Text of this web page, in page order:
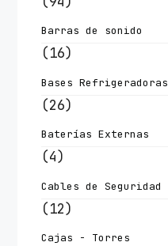
Barras de sonido
(16)
Bases Refrigeradoras
(26)
Baterías Externas
(4)
Cables de Seguridad
(12)
Cajas - Torres